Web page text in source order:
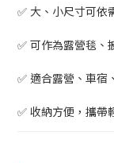
✅ 大、小尺寸可依
✅ 可作為露營毯、
✅ 適合露營、車宿
✅ 收納方便，攜帶